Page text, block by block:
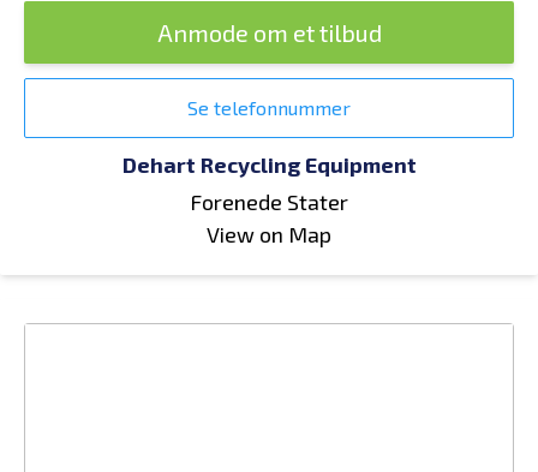
Anmode om et tilbud
Se telefonnummer
Dehart Recycling Equipment
Forenede Stater
View on Map